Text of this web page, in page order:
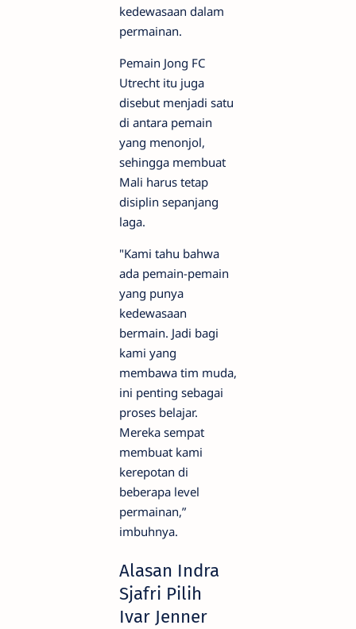
kedewasaan dalam
permainan.
Pemain Jong FC
Utrecht itu juga
disebut menjadi satu
di antara pemain
yang menonjol,
sehingga membuat
Mali harus tetap
disiplin sepanjang
laga.
"Kami tahu bahwa
ada pemain-pemain
yang punya
kedewasaan
bermain. Jadi bagi
kami yang
membawa tim muda,
ini penting sebagai
proses belajar.
Mereka sempat
membuat kami
kerepotan di
beberapa level
permainan,”
imbuhnya.
Alasan Indra
Sjafri Pilih
Ivar Jenner